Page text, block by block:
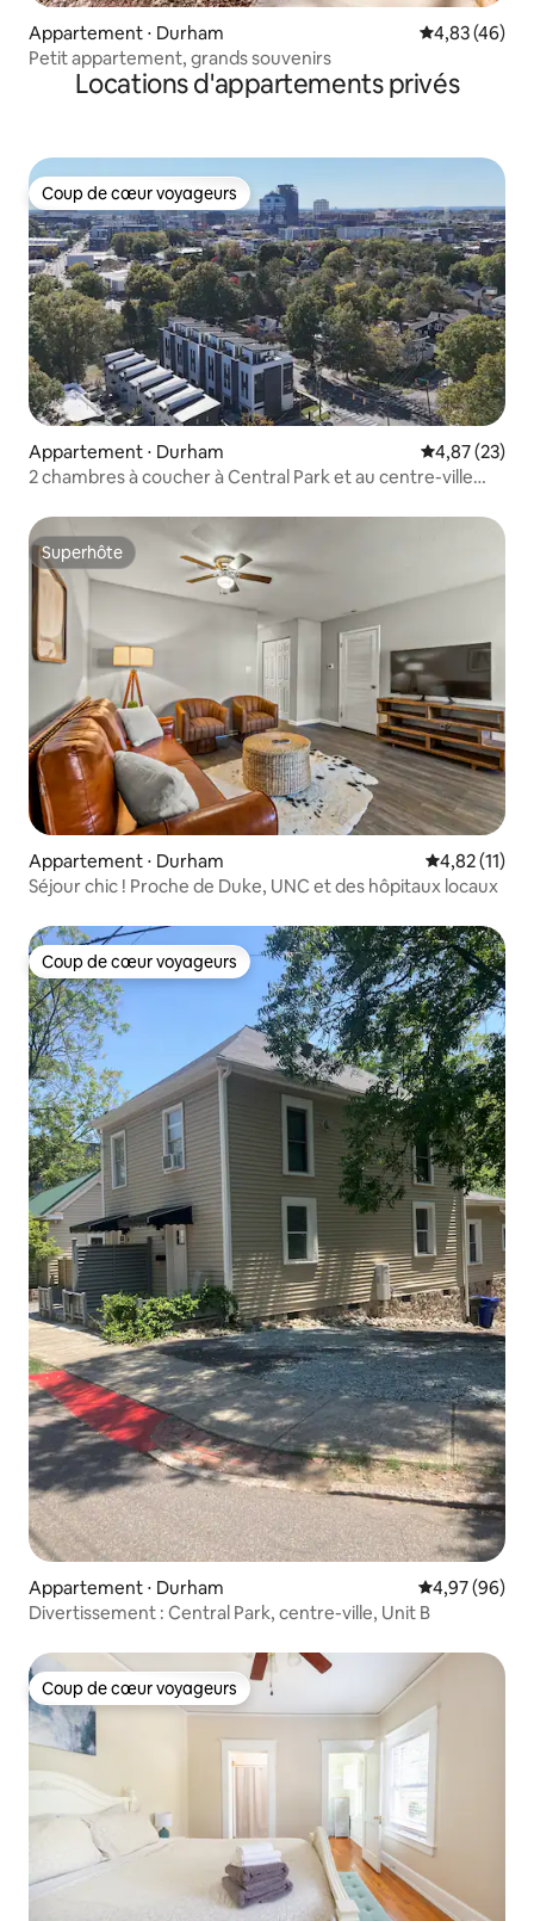
Appartement ⋅ Durham Évaluation
4,83 (46)
Petit appartement, grands souvenirs
Locations d'appartements privés
Coup de cœur voyageurs
Coup de cœur voyageurs
Appartement ⋅ Durham Évaluation
4,87 (23)
2 chambres à coucher à Central Park et au centre-ville
Superhôte
Superhôte
Appartement ⋅ Durham Évaluation
4,82 (11)
Séjour chic ! Proche de Duke, UNC et des hôpitaux locaux
Coup de cœur voyageurs
Coup de cœur voyageurs
Appartement ⋅ Durham Évaluation
4,97 (96)
Divertissement : Central Park, centre-ville, Unit B
Coup de cœur voyageurs
Coup de cœur voyageurs